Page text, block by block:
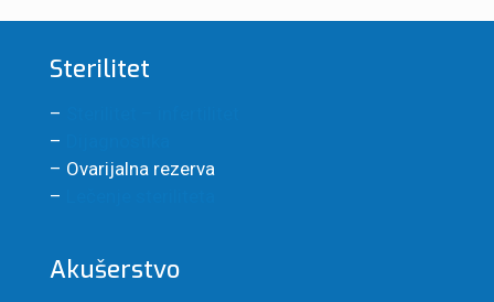
Sterilitet
–
–
– Ovarijalna rezerva
–
Akušerstvo